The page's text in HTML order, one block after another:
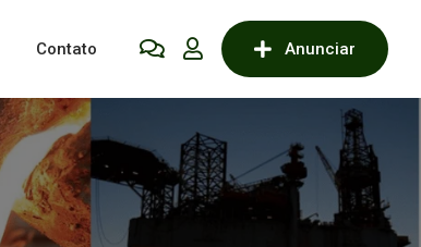
Anunciar
Contato